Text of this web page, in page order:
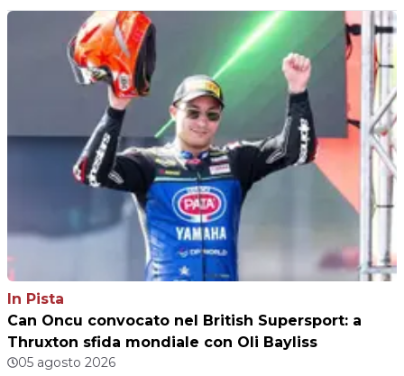
In Pista
Can Oncu convocato nel British Supersport: a
Thruxton sfida mondiale con Oli Bayliss
05 agosto 2026